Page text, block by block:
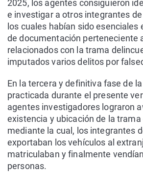
2025, los agentes consiguieron
e investigar a otros integrantes
los cuales habían sido esenciales
de documentación perteneciente
relacionados con la trama
imputados varios delitos por
En la tercera y definitiva fase de
practicada durante el presente
agentes investigadores lograron
existencia y ubicación de la trama
mediante la cual, los integrantes
exportaban los vehículos al
matriculaban y finalmente
personas.